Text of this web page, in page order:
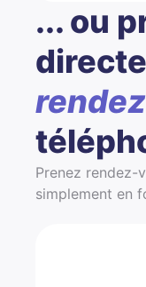
... ou
Prenez rendez-
simplement en